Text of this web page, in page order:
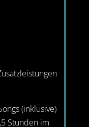
(inklusive)
Stunden im